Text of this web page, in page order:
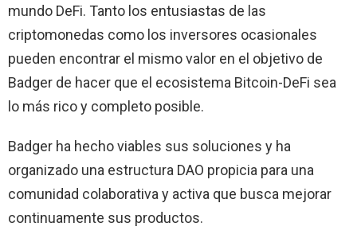
mundo DeFi. Tanto los entusiastas de las
criptomonedas como los inversores ocasionales
pueden encontrar el mismo valor en el objetivo de
Badger de hacer que el ecosistema Bitcoin-DeFi sea
lo más rico y completo posible.
Badger ha hecho viables sus soluciones y ha
organizado una estructura DAO propicia para una
comunidad colaborativa y activa que busca mejorar
continuamente sus productos.